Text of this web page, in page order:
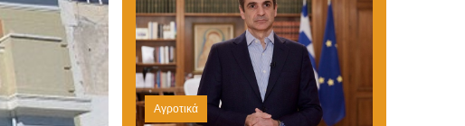
Αγροτικά